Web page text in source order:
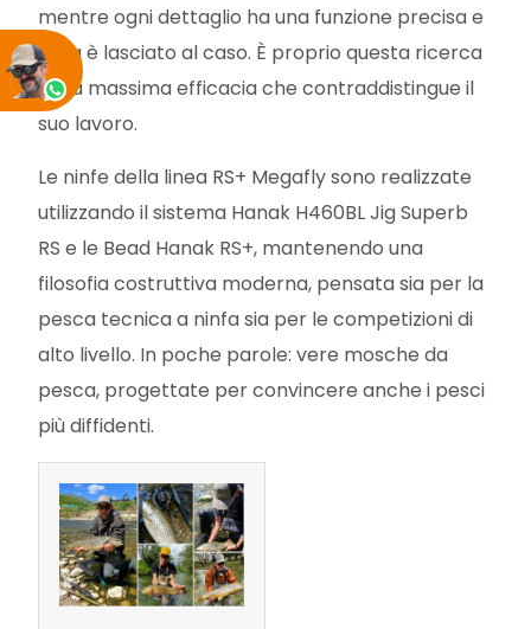
mentre ogni dettaglio ha una funzione precisa e
nulla è lasciato al caso. È proprio questa ricerca
della massima efficacia che contraddistingue il
suo lavoro.
Le ninfe della linea RS+ Megafly sono realizzate
utilizzando il sistema Hanak H460BL Jig Superb
RS e le Bead Hanak RS+, mantenendo una
filosofia costruttiva moderna, pensata sia per la
pesca tecnica a ninfa sia per le competizioni di
alto livello. In poche parole: vere mosche da
pesca, progettate per convincere anche i pesci
più diffidenti.